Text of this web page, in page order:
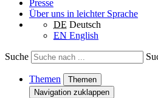
Presse
Über uns in leichter Sprache
DE Deutsch
EN English
Suche
Themen
Themen
Navigation zuklappen